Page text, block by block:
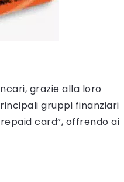
grazie alla loro
gruppi finanziari
card”, offrendo ai